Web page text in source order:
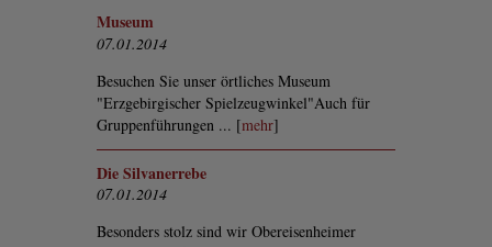
Museum
07.01.2014
Besuchen Sie unser örtliches Museum
"Erzgebirgischer Spielzeugwinkel"Auch für
Gruppenführungen ... [mehr]
Die Silvanerrebe
07.01.2014
Besonders stolz sind wir Obereisenheimer